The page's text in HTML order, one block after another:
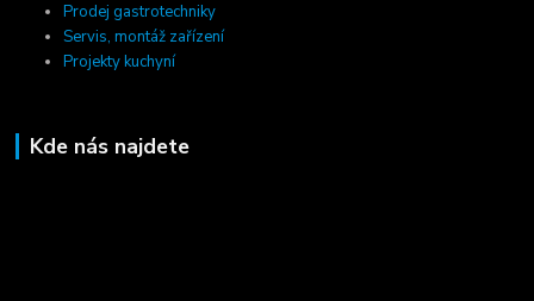
Prodej gastrotechniky
Servis, montáž zařízení
Projekty kuchyní
Kde nás najdete